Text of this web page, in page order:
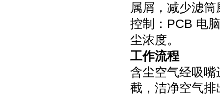
属屑，减少滤筒
控制：PCB 电
尘浓度。
工作流程
含尘空气经吸
截，洁净空气